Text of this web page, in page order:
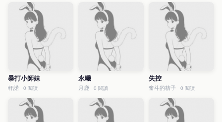
暴打小師妹
軒諾 0 閱讀
永曦
月鹿 0 閱讀
失控
奮斗的桔子 0 閱讀